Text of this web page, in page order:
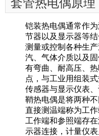
套管热电偶原理
铠装热电偶通常作
节器以及显示器等
测量或控制各种生
汽、气体介质以及
有弯曲、耐高压、
点，与工业用组装
传感器与显示仪表
鞘热电偶是将两种
直接测温端称为工
工作端和参照端存
示器连接，计量仪